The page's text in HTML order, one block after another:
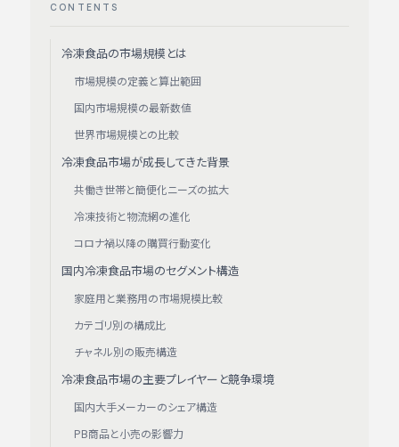
CONTENTS
冷凍食品の市場規模とは
市場規模の定義と算出範囲
国内市場規模の最新数値
世界市場規模との比較
冷凍食品市場が成長してきた背景
共働き世帯と簡便化ニーズの拡大
冷凍技術と物流網の進化
コロナ禍以降の購買行動変化
国内冷凍食品市場のセグメント構造
家庭用と業務用の市場規模比較
カテゴリ別の構成比
チャネル別の販売構造
冷凍食品市場の主要プレイヤーと競争環境
国内大手メーカーのシェア構造
PB商品と小売の影響力